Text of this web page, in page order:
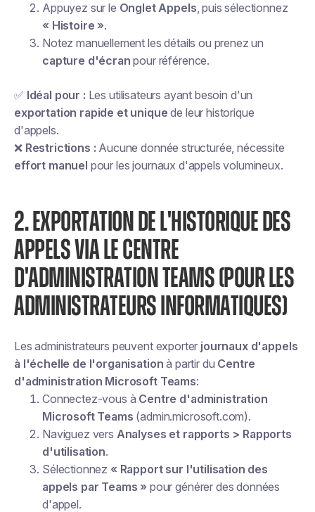
Appuyez sur le Onglet Appels, puis sélectionnez
« Histoire ».
Notez manuellement les détails ou prenez un
capture d'écran pour référence.
✅ Idéal pour : Les utilisateurs ayant besoin d'un
exportation rapide et unique de leur historique
d'appels.
❌ Restrictions : Aucune donnée structurée, nécessite
effort manuel pour les journaux d'appels volumineux.
2. EXPORTATION DE L'HISTORIQUE DES
APPELS VIA LE CENTRE
D'ADMINISTRATION TEAMS (POUR LES
ADMINISTRATEURS INFORMATIQUES)
Les administrateurs peuvent exporter journaux d'appels
à l'échelle de l'organisation à partir du Centre
d'administration Microsoft Teams:
Connectez-vous à Centre d'administration
Microsoft Teams (admin.microsoft.com).
Naviguez vers Analyses et rapports > Rapports
d'utilisation.
Sélectionnez « Rapport sur l'utilisation des
appels par Teams » pour générer des données
d'appel.